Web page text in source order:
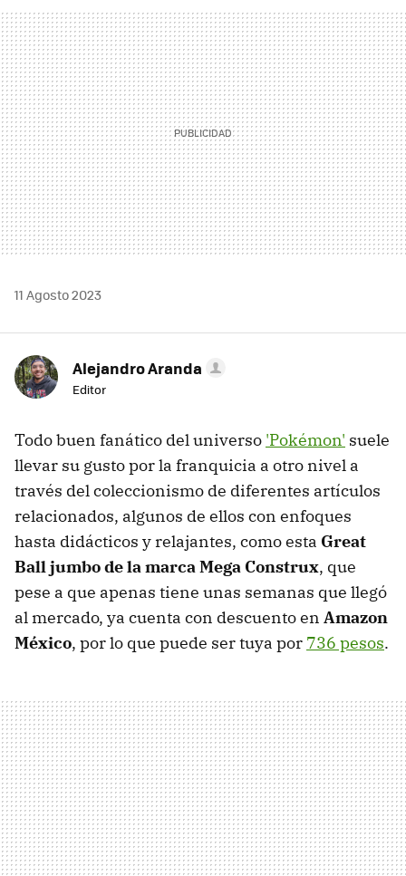
MAIL
11 Agosto 2023
Alejandro Aranda
Editor
Todo buen fanático del universo 'Pokémon' suele
llevar su gusto por la franquicia a otro nivel a
través del coleccionismo de diferentes artículos
relacionados, algunos de ellos con enfoques
hasta didácticos y relajantes, como esta Great
Ball jumbo de la marca Mega Construx, que
pese a que apenas tiene unas semanas que llegó
al mercado, ya cuenta con descuento en Amazon
México, por lo que puede ser tuya por 736 pesos.